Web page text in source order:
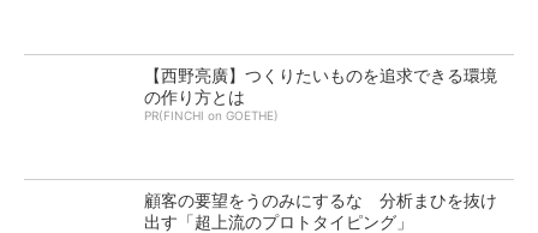
【西野亮廣】つくりたいものを追求できる環境
の作り方とは
PR(FINCHI on GOETHE)
顧客の要望をうのみにするな 分析まひを抜け
出す「超上流のプロトタイピング」